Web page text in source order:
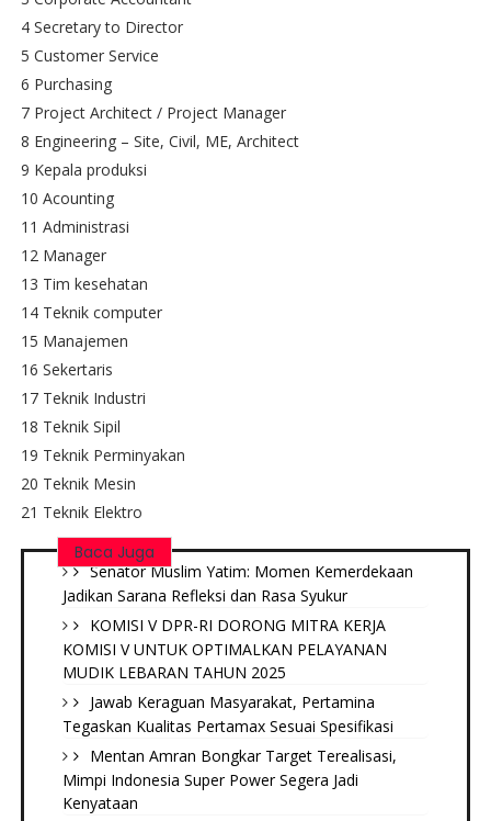
4 Secretary to Director
5 Customer Service
6 Purchasing
7 Project Architect / Project Manager
8 Engineering – Site, Civil, ME, Architect
9 Kepala produksi
10 Acounting
11 Administrasi
12 Manager
13 Tim kesehatan
14 Teknik computer
15 Manajemen
16 Sekertaris
17 Teknik Industri
18 Teknik Sipil
19 Teknik Perminyakan
20 Teknik Mesin
21 Teknik Elektro
Baca Juga
Senator Muslim Yatim: Momen Kemerdekaan
Jadikan Sarana Refleksi dan Rasa Syukur
KOMISI V DPR-RI DORONG MITRA KERJA
KOMISI V UNTUK OPTIMALKAN PELAYANAN
MUDIK LEBARAN TAHUN 2025
Jawab Keraguan Masyarakat, Pertamina
Tegaskan Kualitas Pertamax Sesuai Spesifikasi
Mentan Amran Bongkar Target Terealisasi,
Mimpi Indonesia Super Power Segera Jadi
Kenyataan